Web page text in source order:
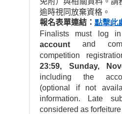
逾時視同放棄資格。
報名表單連結： 點擊此
Finalists must log
account and
competition
23:59, Sunday,
including the
(optional if not
information. Late
considered as